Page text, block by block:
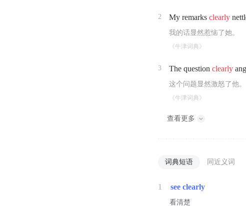
2 My remarksclearly
我的话显然惹恼了她。
《牛津词典》
3 The questionclearly
这个问题显然激怒了他。
《牛津词典》
查看更多
词典短语 同近义词
1 see clearly
看清楚